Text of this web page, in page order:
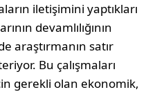
iletişimini yaptıkları
devamlılığının
araştırmanın satır
Bu çalışmaları
gerekli olan ekonomik,